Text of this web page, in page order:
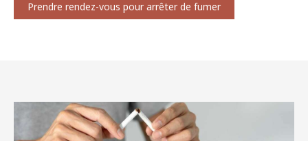
Prendre rendez-vous pour arrêter de fumer